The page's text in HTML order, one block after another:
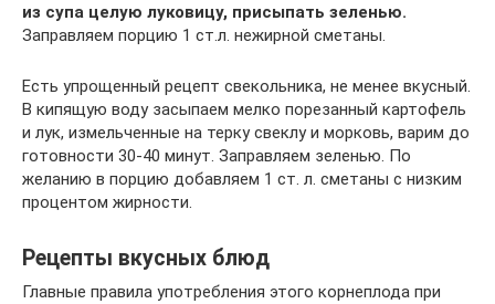
из супа целую луковицу, присыпать зеленью.
Заправляем порцию 1 ст.л. нежирной сметаны.
Есть упрощенный рецепт свекольника, не менее вкусный.
В кипящую воду засыпаем мелко порезанный картофель
и лук, измельченные на терку свеклу и морковь, варим до
готовности 30-40 минут. Заправляем зеленью. По
желанию в порцию добавляем 1 ст. л. сметаны с низким
процентом жирности.
Рецепты вкусных блюд
Главные правила употребления этого корнеплода при